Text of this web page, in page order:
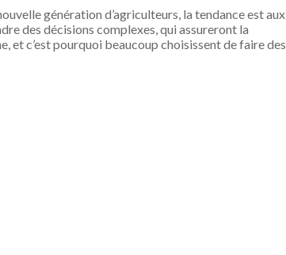
génération d’agriculteurs, la tendance est aux
des décisions complexes, qui assureront la
et c’est pourquoi beaucoup choisissent de faire des